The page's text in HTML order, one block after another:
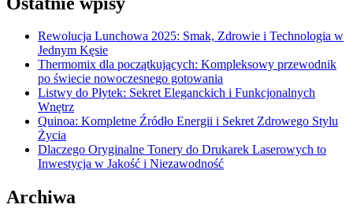
Rewolucja Lunchowa 2025: Smak, Zdrowie i Technologia w
Jednym Kęsie
Thermomix dla początkujących: Kompleksowy przewodnik
po świecie nowoczesnego gotowania
Listwy do Płytek: Sekret Eleganckich i Funkcjonalnych
Wnętrz
Quinoa: Kompletne Źródło Energii i Sekret Zdrowego Stylu
Życia
Dlaczego Oryginalne Tonery do Drukarek Laserowych to
Inwestycja w Jakość i Niezawodność
Archiwa